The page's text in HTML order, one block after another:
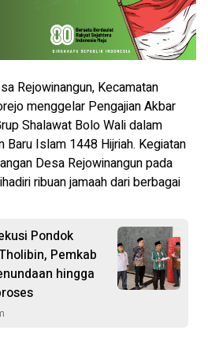
Rejowinangun, Kecamatan
menggelar Pengajian Akbar
Shalawat Bolo Wali dalam
Baru Islam 1448 Hijriah. Kegiatan
Desa Rejowinangun pada
ribuan jamaah dari berbagai
Pondok
Pemkab
hingga